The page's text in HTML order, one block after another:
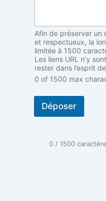
t
r
e
(
f
a
u
t
Afin de préserver un
et respectueux, la
limitée à 1500
Les liens URL n’y
rester dans l’esprit
0 of 1500 max
Déposer
0 / 1500